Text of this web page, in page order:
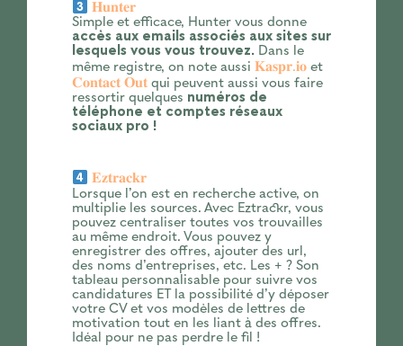
𝐇𝐮𝐧𝐭𝐞𝐫
Simple et efficace, Hunter vous donne
accès aux emails associés aux sites sur
lesquels vous vous trouvez.Dans le
même registre, on note aussi 𝐊𝐚𝐬𝐩𝐫.𝐢𝐨et
𝐂𝐨𝐧𝐭𝐚𝐜𝐭 𝐎𝐮𝐭 qui peuvent aussi vous faire
ressortir quelques numéros de
téléphone et comptes réseaux
sociaux pro !
𝐄𝐳𝐭𝐫𝐚𝐜𝐤𝐫
Lorsque l’on est en recherche active, on
multiplie les sources. Avec Eztrackr, vous
pouvez centraliser toutes vos trouvailles
au même endroit. Vous pouvez y
enregistrer des offres, ajouter des url,
des noms d’entreprises, etc. Les + ? Son
tableau personnalisable pour suivre vos
candidatures ET la possibilité d’y déposer
votre CV et vos modèles de lettres de
motivation tout en les liant à des offres.
Idéal pour ne pas perdre le fil !